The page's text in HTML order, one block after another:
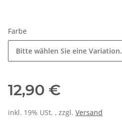
Farbe
Bitte wählen Sie eine Variation.
12,90 €
inkl. 19% USt. , zzgl. Versand